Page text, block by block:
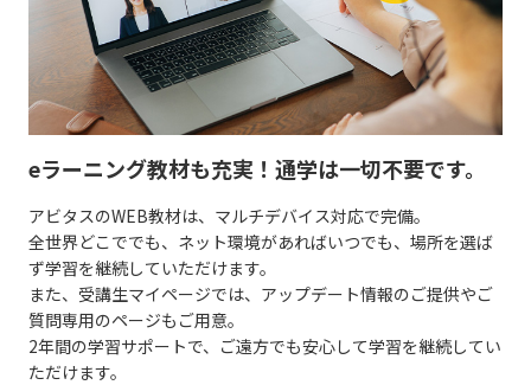
eラーニング教材も充実！通学は一切不要です。
アビタスのWEB教材は、マルチデバイス対応で完備。
全世界どこででも、ネット環境があればいつでも、場所を選ば
ず学習を継続していただけます。
また、受講生マイページでは、アップデート情報のご提供やご
質問専用のページもご用意。
2年間の学習サポートで、ご遠方でも安心して学習を継続してい
ただけます。